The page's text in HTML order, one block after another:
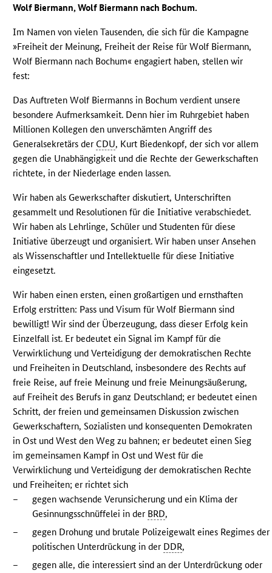
Wolf Biermann, Wolf Biermann nach Bochum.
Im Namen von vielen Tausenden, die sich für die Kampagne
»Freiheit der Meinung, Freiheit der Reise für Wolf Biermann,
Wolf Biermann nach Bochum« engagiert haben, stellen wir
fest:
Das Auftreten Wolf Biermanns in Bochum verdient unsere
besondere Aufmerksamkeit. Denn hier im Ruhrgebiet haben
Millionen Kollegen den unverschämten Angriff des
Generalsekretärs der CDU, Kurt Biedenkopf, der sich vor allem
gegen die Unabhängigkeit und die Rechte der Gewerkschaften
richtete, in der Niederlage enden lassen.
Wir haben als Gewerkschafter diskutiert, Unterschriften
gesammelt und Resolutionen für die Initiative verabschiedet.
Wir haben als Lehrlinge, Schüler und Studenten für diese
Initiative überzeugt und organisiert. Wir haben unser Ansehen
als Wissenschaftler und Intellektuelle für diese Initiative
eingesetzt.
Wir haben einen ersten, einen großartigen und ernsthaften
Erfolg erstritten: Pass und Visum für Wolf Biermann sind
bewilligt! Wir sind der Überzeugung, dass dieser Erfolg kein
Einzelfall ist. Er bedeutet ein Signal im Kampf für die
Verwirklichung und Verteidigung der demokratischen Rechte
und Freiheiten in Deutschland, insbesondere des Rechts auf
freie Reise, auf freie Meinung und freie Meinungsäußerung,
auf Freiheit des Berufs in ganz Deutschland; er bedeutet einen
Schritt, der freien und gemeinsamen Diskussion zwischen
Gewerkschaftern, Sozialisten und konsequenten Demokraten
in Ost und West den Weg zu bahnen; er bedeutet einen Sieg
im gemeinsamen Kampf in Ost und West für die
Verwirklichung und Verteidigung der demokratischen Rechte
und Freiheiten; er richtet sich
–
gegen wachsende Verunsicherung und ein Klima der
Gesinnungsschnüffelei in der BRD,
–
gegen Drohung und brutale Polizeigewalt eines Regimes der
politischen Unterdrückung in der DDR,
–
gegen alle, die interessiert sind an der Unterdrückung oder